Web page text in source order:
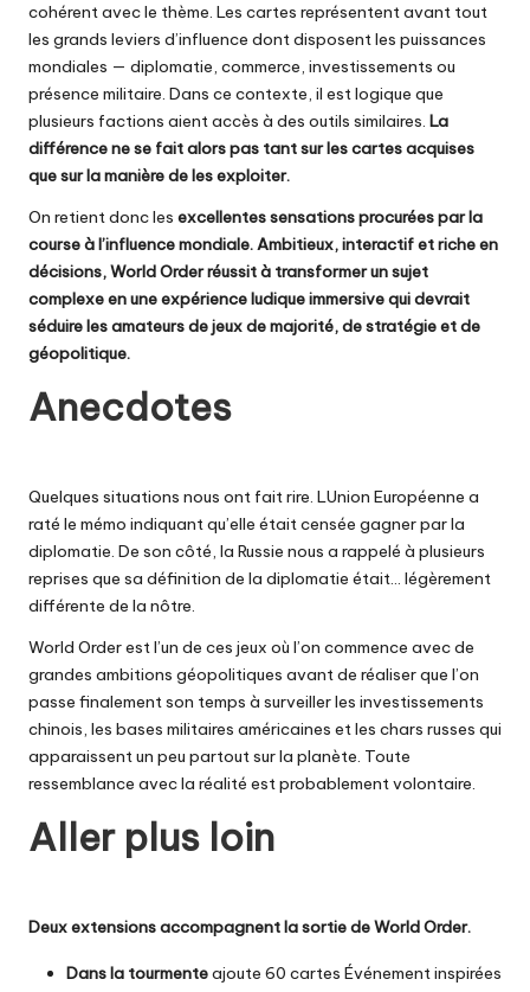
cohérent avec le thème. Les cartes représentent avant tout
les grands leviers d’influence dont disposent les puissances
mondiales — diplomatie, commerce, investissements ou
présence militaire. Dans ce contexte, il est logique que
plusieurs factions aient accès à des outils similaires. La
différence ne se fait alors pas tant sur les cartes acquises
que sur la manière de les exploiter.
On retient donc les excellentes sensations procurées par la
course à l’influence mondiale. Ambitieux, interactif et riche en
décisions, World Order réussit à transformer un sujet
complexe en une expérience ludique immersive qui devrait
séduire les amateurs de jeux de majorité, de stratégie et de
géopolitique.
Anecdotes
Quelques situations nous ont fait rire. LUnion Européenne a
raté le mémo indiquant qu’elle était censée gagner par la
diplomatie. De son côté, la Russie nous a rappelé à plusieurs
reprises que sa définition de la diplomatie était… légèrement
différente de la nôtre.
World Order est l’un de ces jeux où l’on commence avec de
grandes ambitions géopolitiques avant de réaliser que l’on
passe finalement son temps à surveiller les investissements
chinois, les bases militaires américaines et les chars russes qui
apparaissent un peu partout sur la planète. Toute
ressemblance avec la réalité est probablement volontaire.
Aller plus loin
Deux extensions accompagnent lasortiede World Order.
Dans la tourmenteajoute 60 cartes Événement inspirées